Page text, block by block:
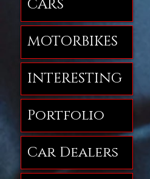
CARS
MOTORBIKES
INTERESTING
Portfolio
Car Dealers